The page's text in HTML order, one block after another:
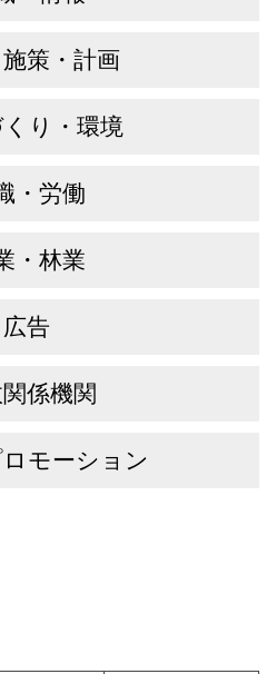
策・計画
くり・環境
・労働
・林業
広告
係機関
モーション